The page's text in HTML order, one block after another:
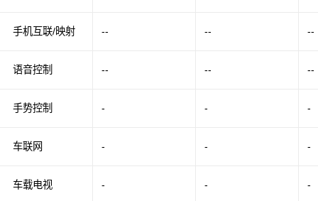
手机互联/映射
语音控制
手势控制
车联网
车载电视
-- -- --
-- -- --
- - -
- - -
- - -